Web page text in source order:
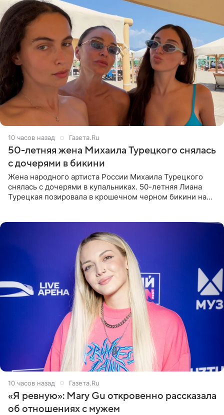
10 часов назад Газета.Ru
50-летняя жена Михаила Турецкого снялась
с дочерями в бикини
Жена народного артиста России Михаила Турецкого
снялась с дочерями в купальниках. 50-летняя Лиана
Турецкая позировала в крошечном черном бикини на
10 часов назад Газета.Ru
«Я ревную»: Mary Gu откровенно рассказала
об отношениях с мужем